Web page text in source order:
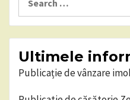
for:
Ultimele
Publicație de vânzare